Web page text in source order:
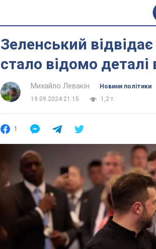
Зеленський
стало відомо деталі
Михайло Левакін
Новини політики
19.09.2024 21:15
1,2 т.
1